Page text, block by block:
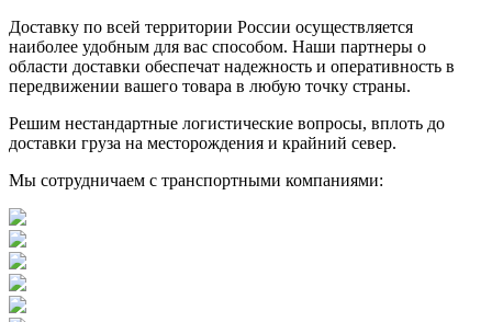
Доставку по всей территории России осуществляется
наиболее удобным для вас способом. Наши партнеры о
области доставки обеспечат надежность и оперативность в
передвижении вашего товара в любую точку страны.
Решим нестандартные логистические вопросы, вплоть до
доставки груза на месторождения и крайний север.
Мы сотрудничаем с транспортными компаниями: